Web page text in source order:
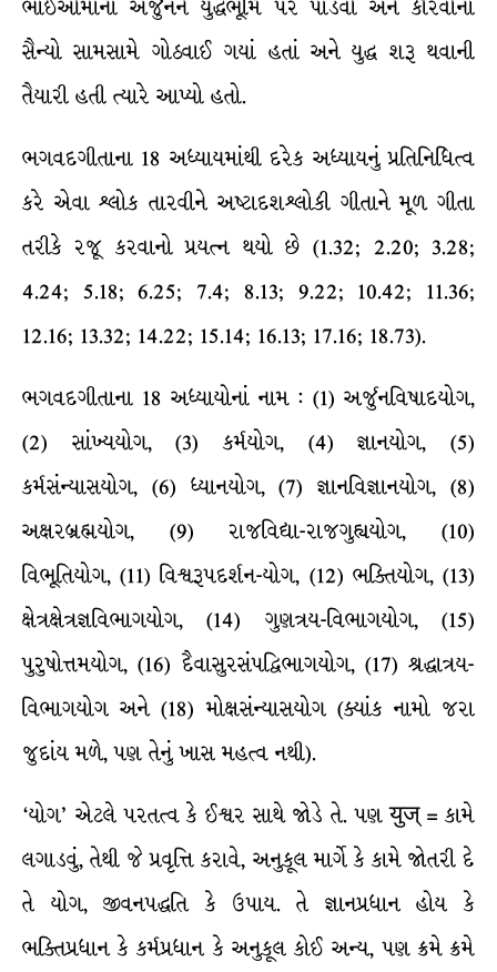
ભાઈઓમાંના અર્જુનને યુદ્ધભૂમિ પર પાંડવો અને કૌરવોનાં
સૈન્યો સામસામે ગોઠવાઈ ગયાં હતાં અને યુદ્ધ શરૂ થવાની
તૈયારી હતી ત્યારે આપ્યો હતો.
ભગવદગીતાના 18 અધ્યાયમાંથી દરેક અધ્યાયનું પ્રતિનિધિત્વ
કરે એવા શ્લોક તારવીને અષ્ટાદશશ્લોકી ગીતાને મૂળ ગીતા
તરીકે રજૂ કરવાનો પ્રયત્ન થયો છે (1.32; 2.20; 3.28;
4.24; 5.18; 6.25; 7.4; 8.13; 9.22; 10.42; 11.36;
12.16; 13.32; 14.22; 15.14; 16.13; 17.16; 18.73).
ભગવદગીતાના 18 અધ્યાયોનાં નામ : (1) અર્જુનવિષાદયોગ,
(2) સાંખ્યયોગ, (3) કર્મયોગ, (4) જ્ઞાનયોગ, (5)
કર્મસંન્યાસયોગ, (6) ધ્યાનયોગ, (7) જ્ઞાનવિજ્ઞાનયોગ, (8)
અક્ષરબ્રહ્મયોગ, (9) રાજવિદ્યા-રાજગુહ્યયોગ, (10)
વિભૂતિયોગ, (11) વિશ્વરૂપદર્શન-યોગ, (12) ભક્તિયોગ, (13)
ક્ષેત્રક્ષેત્રજ્ઞવિભાગયોગ, (14) ગુણત્રય-વિભાગયોગ, (15)
પુરુષોત્તમયોગ, (16) દૈવાસુરસંપદ્વિભાગયોગ, (17) શ્રદ્ધાત્રય-
વિભાગયોગ અને (18) મોક્ષસંન્યાસયોગ (ક્યાંક નામો જરા
જુદાંય મળે, પણ તેનું ખાસ મહત્વ નથી).
‘યોગ’ એટલે પરતત્વ કે ઈશ્વર સાથે જોડે તે. પણ युज् = કામે
લગાડવું, તેથી જે પ્રવૃત્તિ કરાવે, અનુકૂલ માર્ગે કે કામે જોતરી દે
તે યોગ, જીવનપદ્ધતિ કે ઉપાય. તે જ્ઞાનપ્રધાન હોય કે
ભક્તિપ્રધાન કે કર્મપ્રધાન કે અનુકૂલ કોઈ અન્ય, પણ ક્રમે ક્રમે